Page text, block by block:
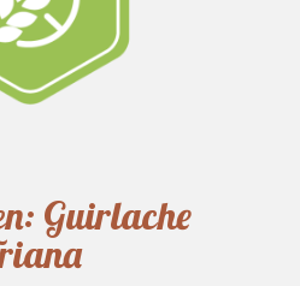
Guirlache